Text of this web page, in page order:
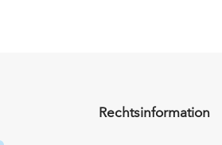
Rechtsinformation